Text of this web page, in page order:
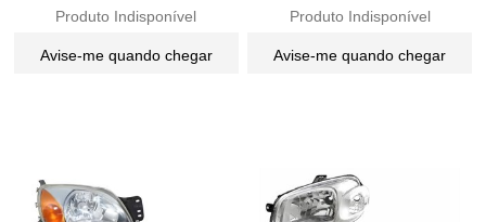
Produto Indisponível
Avise-me quando chegar
Produto Indisponível
Avise-me quando chegar